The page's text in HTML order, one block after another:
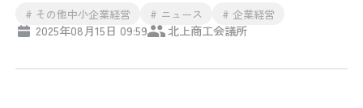
融資制度・補助金
# その他中小企業経営 # ニュース # 企業経営
2025年08月15日 09:59 北上商工会議所